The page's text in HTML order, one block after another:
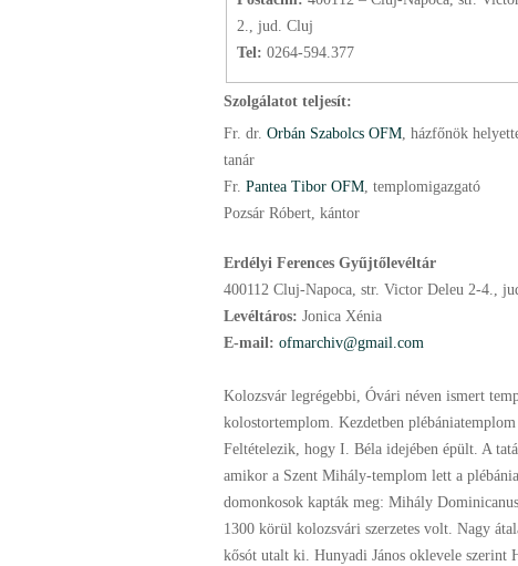
2., jud. Cluj
Tel: 0264-594.377
Szolgálatot teljesít:
Fr. dr. Orbán Szabolcs OFM , házfőnök
tanár
Fr. Pantea Tibor OFM , templomigazgató
Pozsár Róbert, kántor
Erdélyi Ferences Gyűjtőlevéltár
400112 Cluj-Napoca, str. Victor Deleu 2-4.,
Levéltáros: Jonica Xénia
E-mail: ofmarchiv@gmail.com
Kolozsvár legrégebbi, Óvári néven ismert
kolostortemplom. Kezdetben plébániatemplom
Feltételezik, hogy I. Béla idejében épült. A
amikor a Szent Mihály-templom lett a
domonkosok kapták meg: Mihály
1300 körül kolozsvári szerzetes volt. Nagy
kősót utalt ki. Hunyadi János oklevele szerint